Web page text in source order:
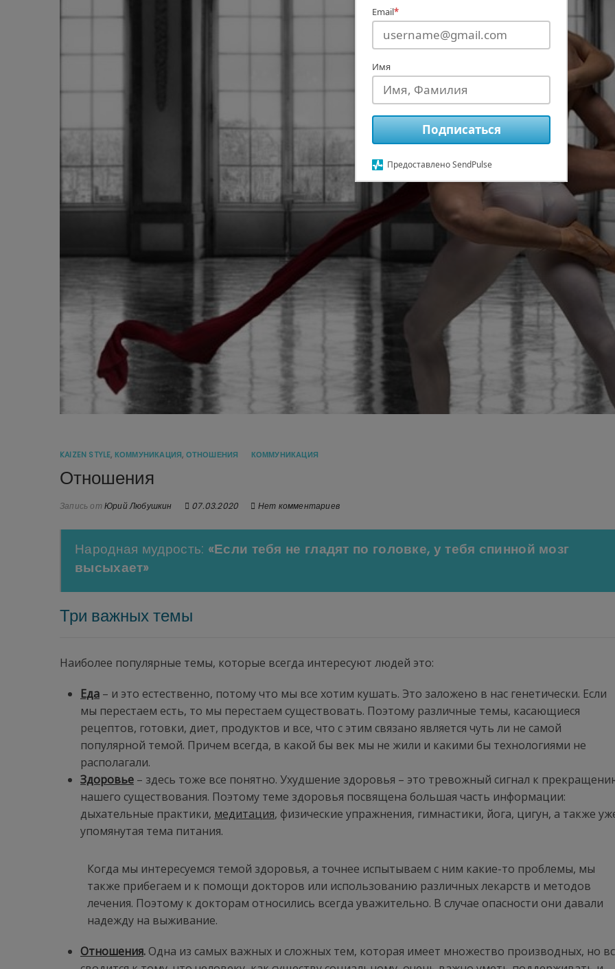
KAIZEN STYLE, КОММУНИКАЦИЯ, ОТНОШЕНИЯ КОММУНИКАЦИЯ
Отношения
Запись от Юрий Любушкин 07.03.2020 Нет комментариев
Народная мудрость: «Если тебя не гладят по головке, у тебя спинной мозг
высыхает»
Три важных темы
Наиболее популярные темы, которые всегда интересуют людей это:
Еда – и это естественно, потому что мы все хотим кушать. Это заложено в нас генетически. Если
мы перестаем есть, то мы перестаем существовать. Поэтому различные темы, касающиеся
рецептов, готовки, диет, продуктов и все, что с этим связано является чуть ли не самой
популярной темой. Причем всегда, в какой бы век мы не жили и какими бы технологиями не
располагали.
Здоровье – здесь тоже все понятно. Ухудшение здоровья – это тревожный сигнал к
нашего существования. Поэтому теме здоровья посвящена большая часть информации:
дыхательные практики, медитация, физические упражнения, гимнастики, йога, цигун, а также
упомянутая тема питания.
Когда мы интересуемся темой здоровья, а точнее испытываем с ним какие-то проблемы, мы
также прибегаем и к помощи докторов или использованию различных лекарств и методов
лечения. Поэтому к докторам относились всегда уважительно. В случае опасности они давали
надежду на выживание.
Отношения. Одна из самых важных и сложных тем, которая имеет множество производных, но
Email*
Имя
Подписаться
Предоставлено SendPulse